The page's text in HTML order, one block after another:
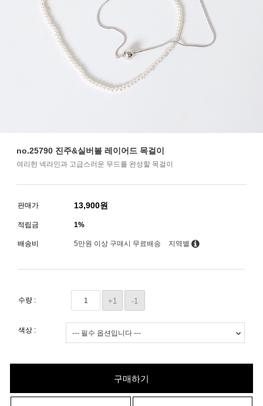
no.25790 진주&실버볼 레이어드 목걸이
여리한 넥라인과 고급스러운 무드를 완성할 목걸이
판매가 13,900원
적립금 1%
배송비 5만원 이상 구매시 무료배송 지역별
수량 : +1 -1
색상 :
구매하기